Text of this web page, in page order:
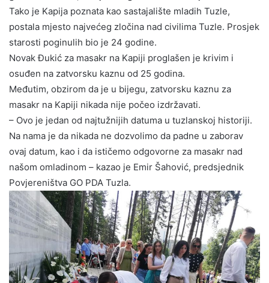
Tako je Kapija poznata kao sastajalište mladih Tuzle,
postala mjesto najvećeg zločina nad civilima Tuzle. Prosjek
starosti poginulih bio je 24 godine.
Novak Đukić za masakr na Kapiji proglašen je krivim i
osuđen na zatvorsku kaznu od 25 godina.
Međutim, obzirom da je u bijegu, zatvorsku kaznu za
masakr na Kapiji nikada nije počeo izdržavati.
– Ovo je jedan od najtužnijih datuma u tuzlanskoj historiji.
Na nama je da nikada ne dozvolimo da padne u zaborav
ovaj datum, kao i da ističemo odgovorne za masakr nad
našom omladinom – kazao je Emir Šahović, predsjednik
Povjereništva GO PDA Tuzla.